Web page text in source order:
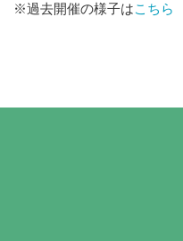
※過去開催の様子はこちら